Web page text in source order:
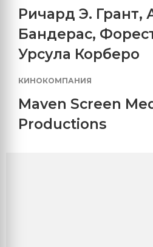
Ричард Э. Грант,
Бандерас,
Урсула Корберо
КИНОКОМПАНИЯ
Maven Screen
Productions